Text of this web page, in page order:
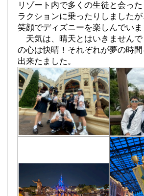
リゾート内で多くの生徒と会っ
ラクションに乗ったりしました
笑顔でディズニーを楽しんでいま
天気は、晴天とはいきませんで
の心は快晴！それぞれが夢の時
出来たました。